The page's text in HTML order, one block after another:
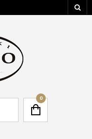
0